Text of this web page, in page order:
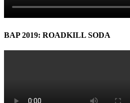
BAP 2019: ROADKILL SODA